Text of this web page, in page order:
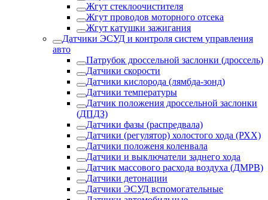
Жгут стеклоочистителя
Жгут проводов моторного отсека
Жгут катушки зажигания
Датчики ЭСУД и контроля систем управления
авто
Патрубок дроссельной заслонки (дроссель)
Датчики скорости
Датчики кислорода (лямбда-зонд)
Датчики температуры
Датчик положения дроссельной заслонки
(ДПДЗ)
Датчики фазы (распредвала)
Датчики (регулятор) холостого хода (РХХ)
Датчики положеня коленвала
Датчики и выключатели заднего хода
Датчик массового расхода воздуха (ДМРВ)
Датчики детонации
Датчики ЭСУД вспомогательные